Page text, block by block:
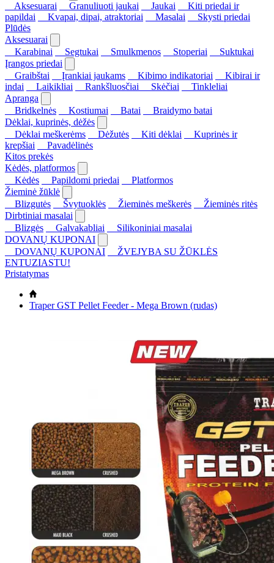
Aksesuarai
Granuliuoti jaukai Jaukai
Kiti priedai ir
papildai
Kvapai, dipai, atraktoriai Masalai
Skysti priedai
Plūdės
Aksesuarai
Karabinai
Segtukai Smulkmenos Stoperiai
Suktukai
Įrangos priedai
Graibštai
Įrankiai jaukams Kibimo indikatoriai
Kibirai ir
indai
Laikikliai Rankšluosčiai Skėčiai
Tinkleliai
Apranga
Bridkelnės
Kostiumai Batai
Braidymo batai
Dėklai, kuprinės, dėžės
Dėklai meškerėms
Dėžutės Kiti dėklai
Kuprinės ir
krepšiai
Pavadėlinės
Kitos prekės
Kėdės, platformos
Kėdės
Papildomi priedai
Platformos
Žieminė žūklė
Blizgutės
Švytuoklės Žieminės meškerės
Žieminės ritės
Dirbtiniai masalai
Blizgės
Galvakabliai
Silikoniniai masalai
DOVANŲ KUPONAI
DOVANŲ KUPONAI
ŽVEJYBA SU ŽŪKLĖS
ENTUZIASTU!
Pristatymas
Traper GST Pellet Feeder - Mega Brown (rudas)